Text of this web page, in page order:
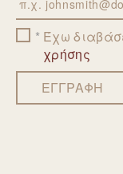
EmailΈχω
χρήσης
ΕΓΓΡΑΦΗ